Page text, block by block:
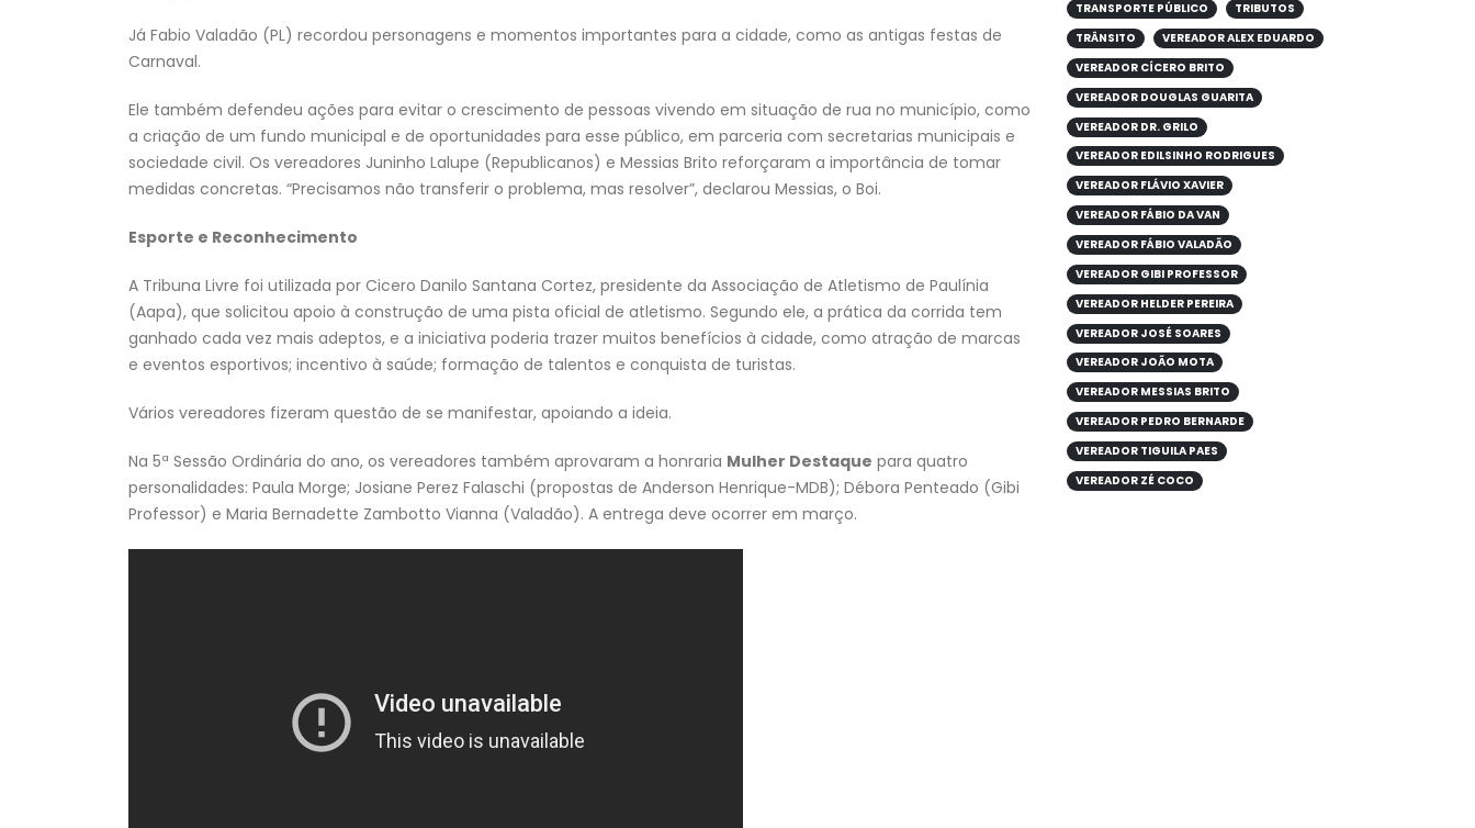
Já Fabio Valadão (PL) recordou personagens e momentos importantes para a cidade, como as antigas festas de
Carnaval.
Ele também defendeu ações para evitar o crescimento de pessoas vivendo em situação de rua no município, como
a criação de um fundo municipal e de oportunidades para esse público, em parceria com secretarias municipais e
sociedade civil. Os vereadores Juninho Lalupe (Republicanos) e Messias Brito reforçaram a importância de tomar
medidas concretas. “Precisamos não transferir o problema, mas resolver”, declarou Messias, o Boi.
Esporte e Reconhecimento
A Tribuna Livre foi utilizada por Cicero Danilo Santana Cortez, presidente da Associação de Atletismo de Paulínia
(Aapa), que solicitou apoio à construção de uma pista oficial de atletismo. Segundo ele, a prática da corrida tem
ganhado cada vez mais adeptos, e a iniciativa poderia trazer muitos benefícios à cidade, como atração de marcas
e eventos esportivos; incentivo à saúde; formação de talentos e conquista de turistas.
Vários vereadores fizeram questão de se manifestar, apoiando a ideia.
Na 5ª Sessão Ordinária do ano, os vereadores também aprovaram a honraria Mulher Destaque para quatro
personalidades: Paula Morge; Josiane Perez Falaschi (propostas de Anderson Henrique-MDB); Débora Penteado (Gibi
Professor) e Maria Bernadette Zambotto Vianna (Valadão). A entrega deve ocorrer em março.
TRANSPORTE PÚBLICO
TRIBUTOS
TRÂNSITO
VEREADOR ALEX EDUARDO
VEREADOR CÍCERO BRITO
VEREADOR DOUGLAS GUARITA
VEREADOR DR. GRILO
VEREADOR EDILSINHO RODRIGUES
VEREADOR FLÁVIO XAVIER
VEREADOR FÁBIO DA VAN
VEREADOR FÁBIO VALADÃO
VEREADOR GIBI PROFESSOR
VEREADOR HELDER PEREIRA
VEREADOR JOSÉ SOARES
VEREADOR JOÃO MOTA
VEREADOR MESSIAS BRITO
VEREADOR PEDRO BERNARDE
VEREADOR TIGUILA PAES
VEREADOR ZÉ COCO